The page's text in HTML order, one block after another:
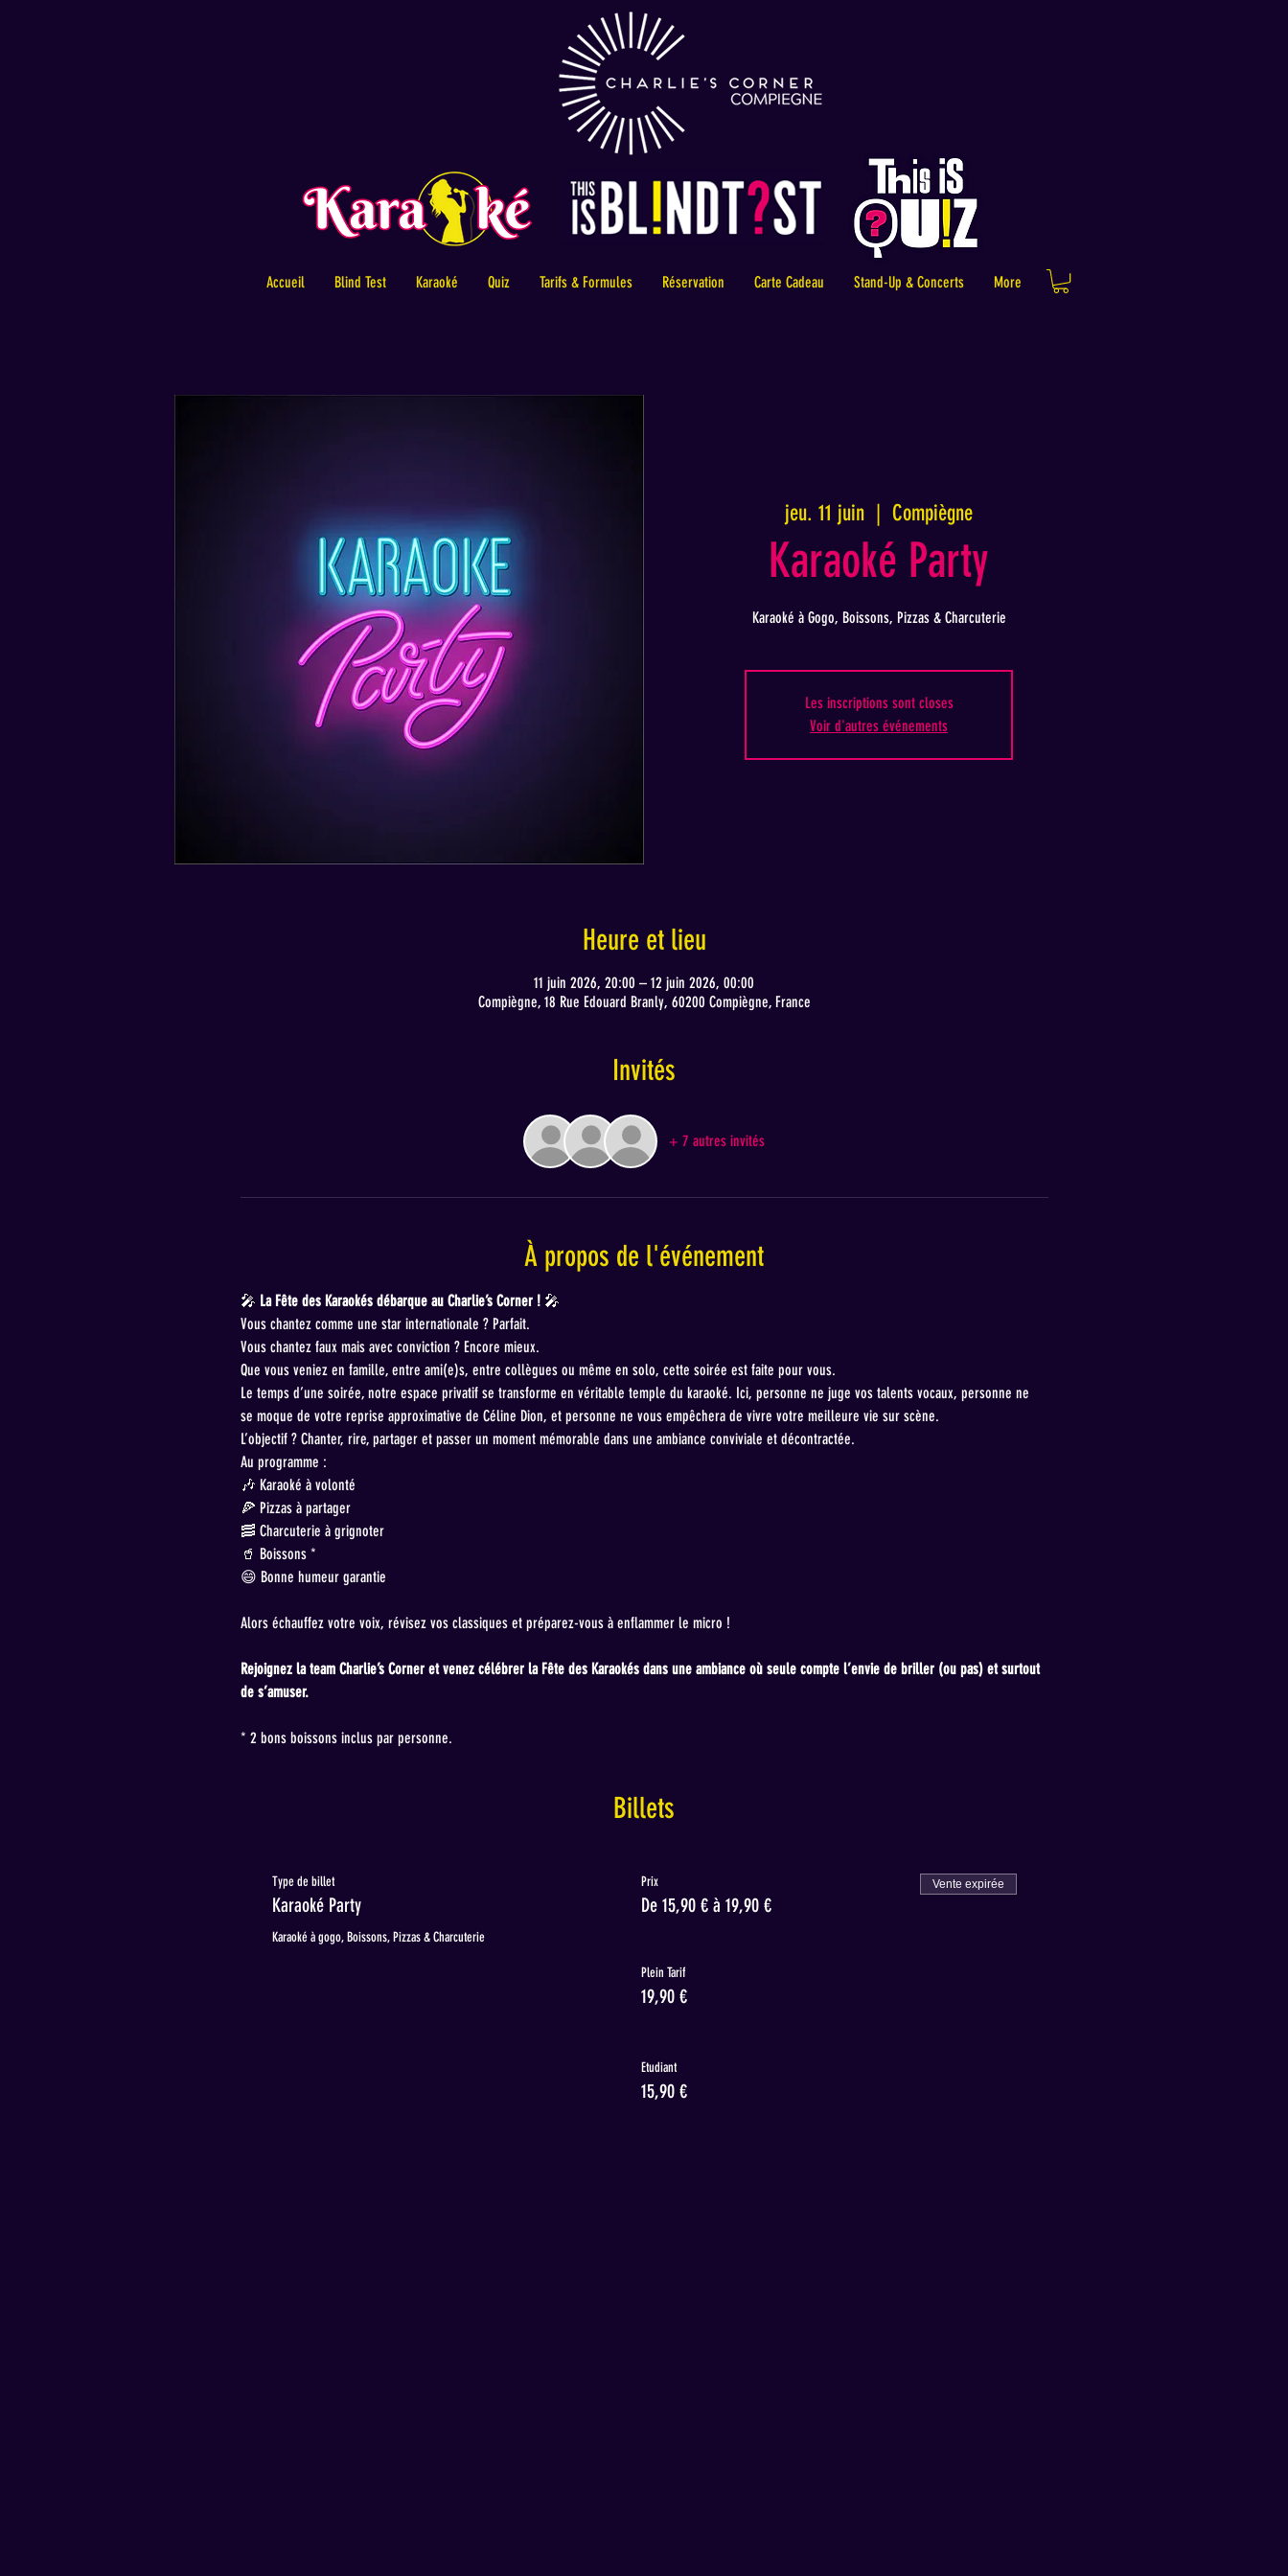
Accueil Blind Test Karaoké Quiz Tarifs & Formules Réservation Carte Cadeau Stand-Up & Concerts More
jeu. 11 juin
  |
Compiègne
Karaoké Party
Karaoké à Gogo, Boissons, Pizzas & Charcuterie
Les inscriptions sont closes
Voir d'autres événements
Heure et lieu
11 juin 2026, 20:00 – 12 juin 2026, 00:00
Compiègne, 18 Rue Edouard Branly, 60200 Compiègne, France
Invités
+ 7 autres invités
À propos de l'événement
🎤 La Fête des Karaokés débarque au Charlie’s Corner ! 🎤
Vous chantez comme une star internationale ? Parfait.
Vous chantez faux mais avec conviction ? Encore mieux.
Que vous veniez en famille, entre ami(e)s, entre collègues ou même en solo, cette soirée est faite pour vous.
Le temps d’une soirée, notre espace privatif se transforme en véritable temple du karaoké. Ici, personne ne juge vos talents vocaux, personne ne
se moque de votre reprise approximative de Céline Dion, et personne ne vous empêchera de vivre votre meilleure vie sur scène.
L’objectif ? Chanter, rire, partager et passer un moment mémorable dans une ambiance conviviale et décontractée.
Au programme :
🎶 Karaoké à volonté
🍕 Pizzas à partager
🥓 Charcuterie à grignoter
🥤 Boissons *
😄 Bonne humeur garantie
Alors échauffez votre voix, révisez vos classiques et préparez-vous à enflammer le micro !
Rejoignez la team Charlie’s Corner et venez célébrer la Fête des Karaokés dans une ambiance où seule compte l’envie de briller (ou pas) et surtout
de s’amuser.
* 2 bons boissons inclus par personne.
Billets
Type de billet
Karaoké Party
Karaoké à gogo, Boissons, Pizzas & Charcuterie
Prix
De 15,90 € à 19,90 €
Vente expirée
Plein Tarif
19,90 €
Etudiant
15,90 €